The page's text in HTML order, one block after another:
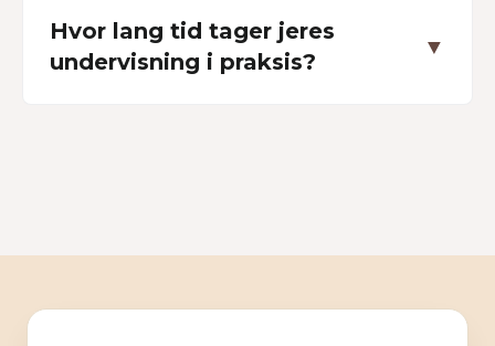
Hvor lang tid tager jeres
undervisning i praksis?
▼